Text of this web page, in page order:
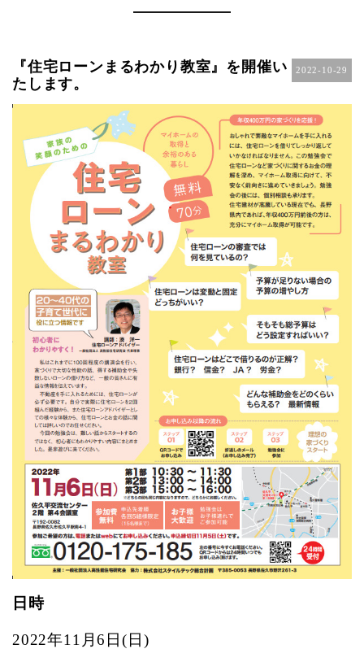
2022-10-29
『住宅ローンまるわかり教室』を開催い
たします。
日時
2022年11月6日(日)